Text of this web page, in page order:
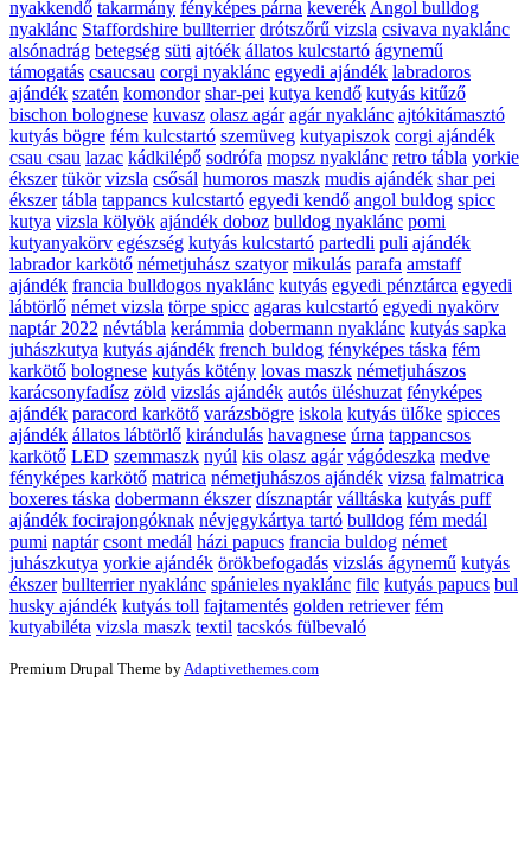
nyakkendő takarmány fényképes párna keverék Angol bulldog
nyaklánc Staffordshire bullterrier drótszőrű vizsla csivava nyaklánc
alsónadrág betegség süti ajtóék állatos kulcstartó ágynemű
támogatás csaucsau corgi nyaklánc egyedi ajándék labradoros
ajándék szatén komondor shar-pei kutya kendő kutyás kitűző
bischon bolognese kuvasz olasz agár agár nyaklánc ajtókitámasztó
kutyás bögre fém kulcstartó szemüveg kutyapiszok corgi ajándék
csau csau lazac kádkilépő sodrófa mopsz nyaklánc retro tábla yorkie
ékszer tükör vizsla csősál humoros maszk mudis ajándék shar pei
ékszer tábla tappancs kulcstartó egyedi kendő angol buldog spicc
kutya vizsla kölyök ajándék doboz bulldog nyaklánc pomi
kutyanyakörv egészség kutyás kulcstartó partedli puli ajándék
labrador karkötő németjuhász szatyor mikulás parafa amstaff
ajándék francia bulldogos nyaklánc kutyás egyedi pénztárca egyedi
lábtörlő német vizsla törpe spicc agaras kulcstartó egyedi nyakörv
naptár 2022 névtábla kerámmia dobermann nyaklánc kutyás sapka
juhászkutya kutyás ajándék french buldog fényképes táska fém
karkötő bolognese kutyás kötény lovas maszk németjuhászos
karácsonyfadísz zöld vizslás ajándék autós üléshuzat fényképes
ajándék paracord karkötő varázsbögre iskola kutyás ülőke spicces
ajándék állatos lábtörlő kirándulás havagnese úrna tappancsos
karkötő LED szemmaszk nyúl kis olasz agár vágódeszka medve
fényképes karkötő matrica németjuhászos ajándék vizsa falmatrica
boxeres táska dobermann ékszer dísznaptár válltáska kutyás puff
ajándék focirajongóknak névjegykártya tartó bulldog fém medál
pumi naptár csont medál házi papucs francia buldog német
juhászkutya yorkie ajándék örökbefogadás vizslás ágynemű kutyás
ékszer bullterrier nyaklánc spánieles nyaklánc filc kutyás papucs bul
husky ajándék kutyás toll fajtamentés golden retriever fém
kutyabiléta vizsla maszk textil tacskós fülbevaló
Premium Drupal Theme by Adaptivethemes.com